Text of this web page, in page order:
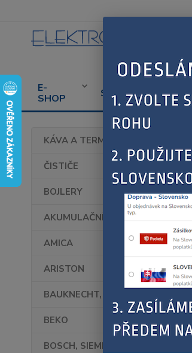
E-
SHOP
SERVIS
SERVISU
KÁVA A TERMOHRNKY
ČISTIČE
BOJLERY
AKUMULAČNÍ KAMNA
AMICA
ARISTON
BAUKNECHT, WHIRLPOOL
BEKO
BOSCH, SIEMENS